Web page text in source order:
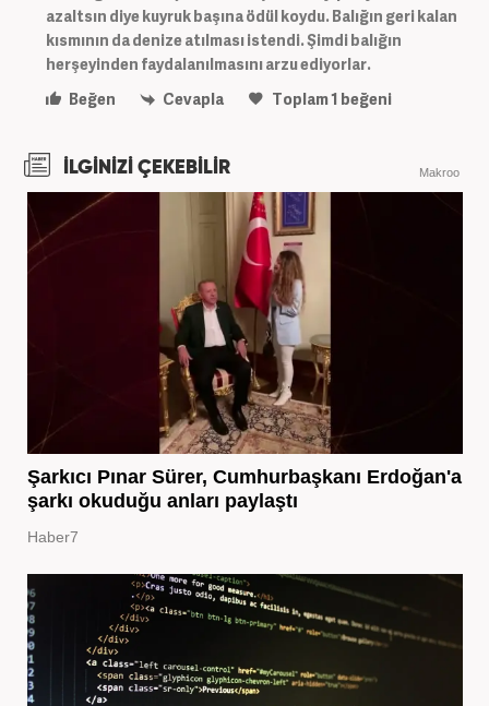
azaltsın diye kuyruk başına ödül koydu. Balığın geri kalan
kısmının da denize atılması istendi. Şimdi balığın
herşeyinden faydalanılmasını arzu ediyorlar.
Beğen
Cevapla Toplam1 beğeni
İLGİNİZİ ÇEKEBİLİR Makroo
Şarkıcı Pınar Sürer, Cumhurbaşkanı Erdoğan'a
şarkı okuduğu anları paylaştı
Haber7